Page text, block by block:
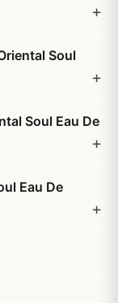
Soul
Soul Eau De
Eau De